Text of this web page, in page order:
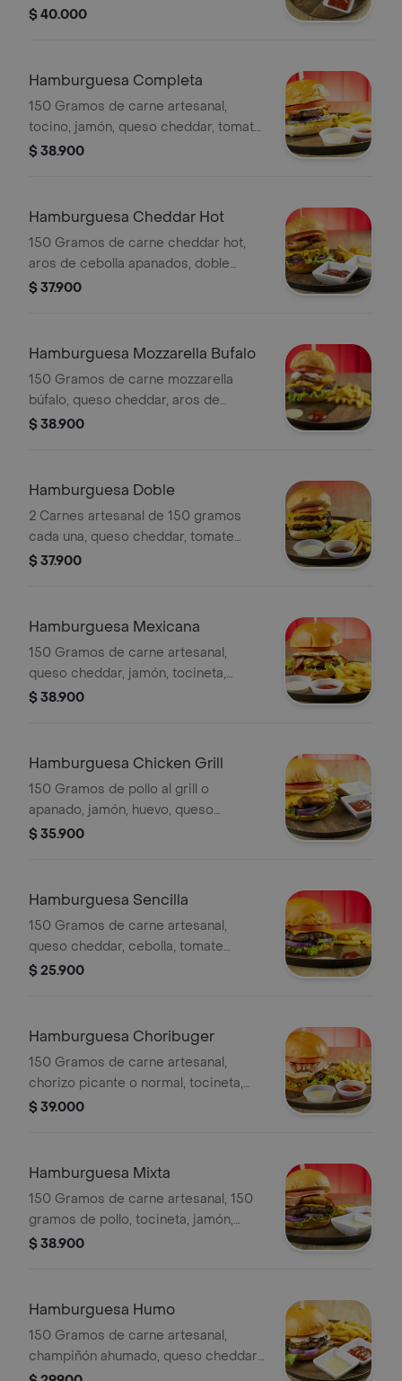
tomate, lechuga, cebolla, salsa de la
$ 40.000
Hamburguesa Completa
150 Gramos de carne artesanal,
tocino, jamón, queso cheddar, tomate,
lechuga, cebolla, salsa de la casa.
$ 38.900
Hamburguesa Cheddar Hot
150 Gramos de carne cheddar hot,
aros de cebolla apanados, doble
queso cheddar, cebolla, tomate,
$ 37.900
Hamburguesa Mozzarella Bufalo
150 Gramos de carne mozzarella
búfalo, queso cheddar, aros de
cebolla apanados, tomate, lechuga,
$ 38.900
Hamburguesa Doble
2 Carnes artesanal de 150 gramos
cada una, queso cheddar, tomate
lechuga, cebolla, salsa de la casa.
$ 37.900
Hamburguesa Mexicana
150 Gramos de carne artesanal,
queso cheddar, jamón, tocineta,
huevo, jalapeños, cebolla tomate,
$ 38.900
Hamburguesa Chicken Grill
150 Gramos de pollo al grill o
apanado, jamón, huevo, queso
cheddar, cebolla, tomate, lechuga,
$ 35.900
Hamburguesa Sencilla
150 Gramos de carne artesanal,
queso cheddar, cebolla, tomate
lechuga, salsa de la casa.
$ 25.900
Hamburguesa Choribuger
150 Gramos de carne artesanal,
chorizo picante o normal, tocineta,
jamón, queso cheddar, huevo, cebolla,
$ 39.000
Hamburguesa Mixta
150 Gramos de carne artesanal, 150
gramos de pollo, tocineta, jamón,
queso cheddar, lechuga, tomate,
$ 38.900
Hamburguesa Humo
150 Gramos de carne artesanal,
champiñón ahumado, queso cheddar,
tomate, cebolla, lechuga, salsa de la